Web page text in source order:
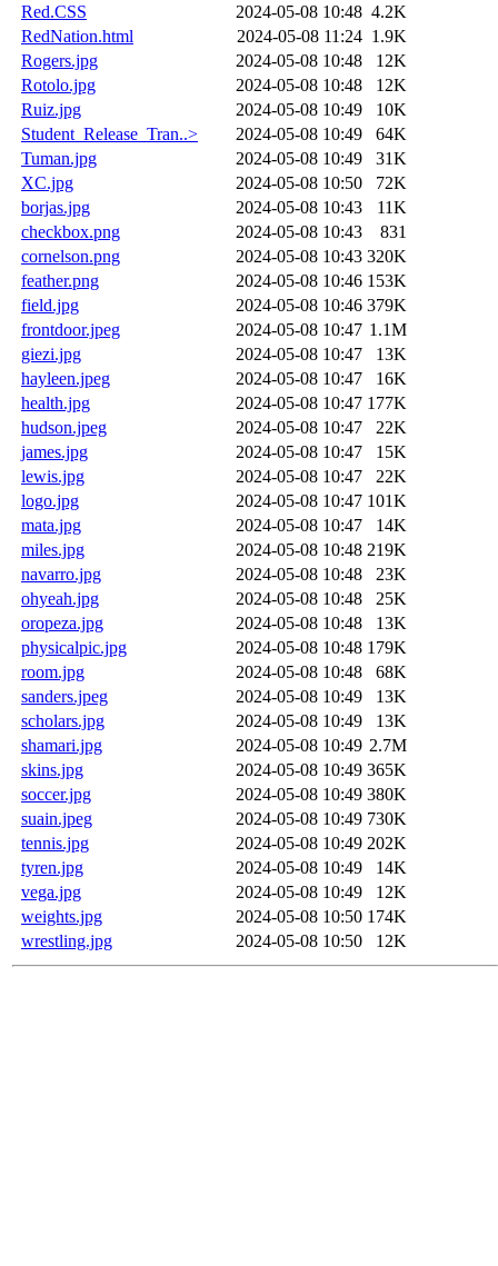
Red.CSS
2024-05-08 10:48 4.2K
RedNation.html
2024-05-08 11:24 1.9K
Rogers.jpg
2024-05-08 10:48
12K
Rotolo.jpg
2024-05-08 10:48
12K
Ruiz.jpg
2024-05-08 10:49
10K
Student_Release_Tran..>
2024-05-08 10:49
64K
Tuman.jpg
2024-05-08 10:49
31K
XC.jpg
2024-05-08 10:50
72K
borjas.jpg
2024-05-08 10:43
11K
checkbox.png
2024-05-08 10:43
831
cornelson.png
2024-05-08 10:43 320K
feather.png
2024-05-08 10:46 153K
field.jpg
2024-05-08 10:46 379K
frontdoor.jpeg
2024-05-08 10:47 1.1M
giezi.jpg
2024-05-08 10:47
13K
hayleen.jpeg
2024-05-08 10:47
16K
health.jpg
2024-05-08 10:47 177K
hudson.jpeg
2024-05-08 10:47
22K
james.jpg
2024-05-08 10:47
15K
lewis.jpg
2024-05-08 10:47
22K
logo.jpg
2024-05-08 10:47 101K
mata.jpg
2024-05-08 10:47
14K
miles.jpg
2024-05-08 10:48 219K
navarro.jpg
2024-05-08 10:48
23K
ohyeah.jpg
2024-05-08 10:48
25K
oropeza.jpg
2024-05-08 10:48
13K
physicalpic.jpg
2024-05-08 10:48 179K
room.jpg
2024-05-08 10:48
68K
sanders.jpeg
2024-05-08 10:49
13K
scholars.jpg
2024-05-08 10:49
13K
shamari.jpg
2024-05-08 10:49 2.7M
skins.jpg
2024-05-08 10:49 365K
soccer.jpg
2024-05-08 10:49 380K
suain.jpeg
2024-05-08 10:49 730K
tennis.jpg
2024-05-08 10:49 202K
tyren.jpg
2024-05-08 10:49
14K
vega.jpg
2024-05-08 10:49
12K
weights.jpg
2024-05-08 10:50 174K
wrestling.jpg
2024-05-08 10:50 12K